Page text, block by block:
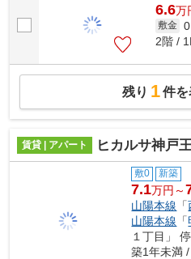
6.6万
敷金
2階 /
残り 1件を
賃貸 | アパート ヒカルサ神戸
敷0 新築
7.1万円～
山陽本線 「
山陽本線 「
１丁目」
築1年未満